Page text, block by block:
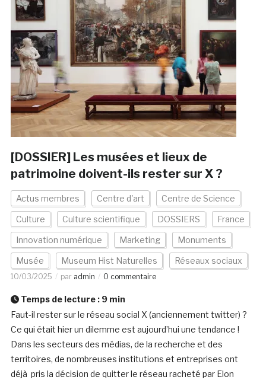
[DOSSIER] Les musées et lieux de
patrimoine doivent-ils rester sur X ?
Actus membres Centre d'art Centre de Science
Culture Culture scientifique DOSSIERS France
Innovation numérique Marketing Monuments
Musée Museum Hist Naturelles Réseaux sociaux
10/03/2025 par admin 0 commentaire
Temps de lecture : 9 min
Faut-il rester sur le réseau social X (anciennement twitter) ?
Ce qui était hier un dilemme est aujourd’hui une tendance !
Dans les secteurs des médias, de la recherche et des
territoires, de nombreuses institutions et entreprises ont
déjà pris la décision de quitter le réseau racheté par Elon